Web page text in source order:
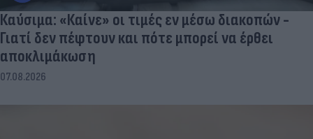
Καύσιμα: «Καίνε» οι τιμές εν μέσω διακοπών -
Γιατί δεν πέφτουν και πότε μπορεί να έρθει
αποκλιμάκωση
07.08.2026